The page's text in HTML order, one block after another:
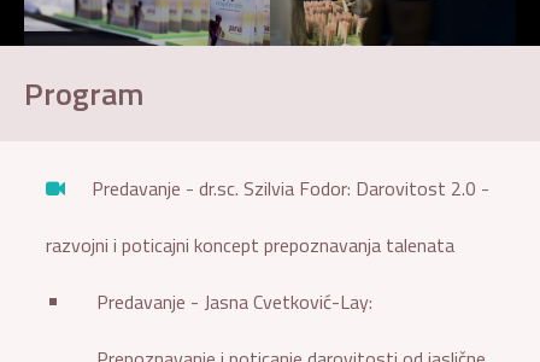
Program
Predavanje - dr.sc. Szilvia Fodor: Darovitost 2.0 -
razvojni i poticajni koncept prepoznavanja talenata
Predavanje - Jasna Cvetković-Lay: